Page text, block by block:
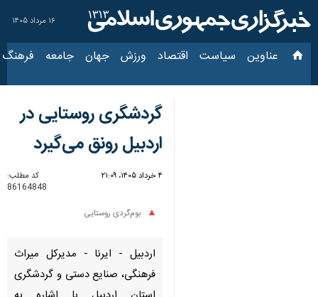
۱۶ مرداد ۱۴۰۵
عناوین‌ سیاست اقتصاد ورزش جهان جامعه فرهنگ
گردشگری روستایی در
اردبیل رونق می‌گیرد
۴ خرداد ۱۴۰۵، ۲۱:۰۹
کد مطلب:
86164848